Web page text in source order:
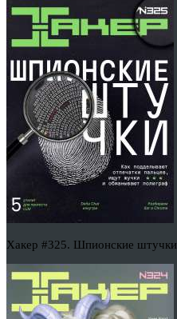
Хакер #325. Шпионские штучки